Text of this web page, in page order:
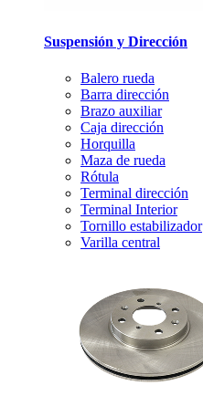
Suspensión y Dirección
Balero rueda
Barra dirección
Brazo auxiliar
Caja dirección
Horquilla
Maza de rueda
Rótula
Terminal dirección
Terminal Interior
Tornillo estabilizador
Varilla central